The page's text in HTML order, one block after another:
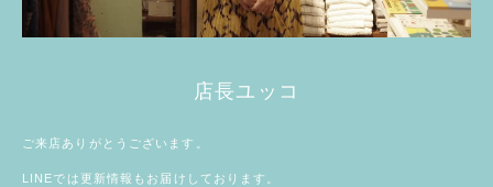
店長ユッコ
ご来店ありがとうございます。
LINEでは更新情報もお届けしております。